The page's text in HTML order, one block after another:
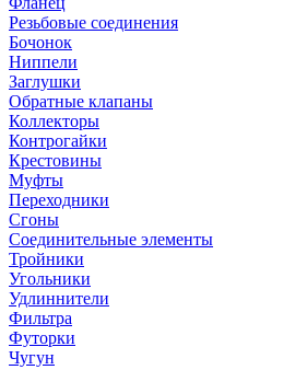
Резьбовые соединения
Бочонок
Ниппели
Заглушки
Обратные клапаны
Коллекторы
Контрогайки
Крестовины
Муфты
Переходники
Сгоны
Соединительные элементы
Тройники
Угольники
Удлиннители
Фильтра
Футорки
Чугун